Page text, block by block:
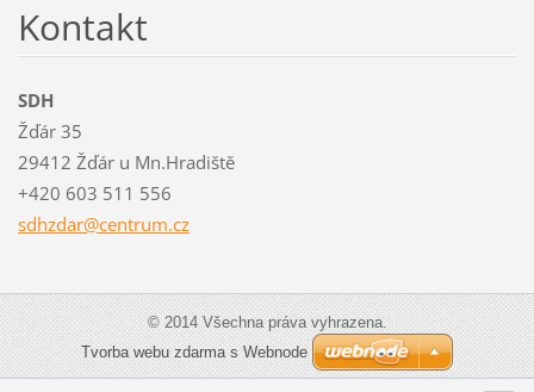
Kontakt
SDH
Žďár 35
29412 Žďár u Mn.Hradiště
+420 603 511 556
sdhzdar@centrum.cz
© 2014 Všechna práva vyhrazena.
Tvorba webu zdarma s Webnode